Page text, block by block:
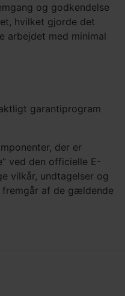
og godkendelse
hvilket gjorde det
med minimal
garantiprogram
der er
ved den officielle E-
vilkår, undtagelser og
af de gældende